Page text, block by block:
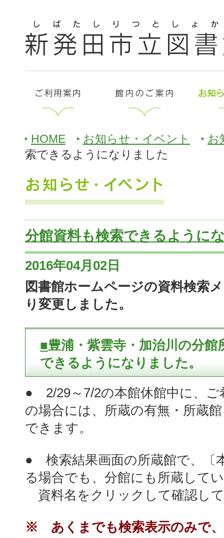
HOME お知らせ・イベント
お
索できるようになりました
分館資料も検索できるように
2016年04月02日
図書館ホームページの資料検索
り変更しました。
■豊浦・紫雲寺・加治川の分館
できるようになりました。
● 2/29～7/2の本館休館中に、ご
の場合には、所蔵の有無・所蔵
できます。
● 検索結果画面の所蔵館で、〔
る場合でも、分館にも所蔵して
資料名をクリックして確認し
※ あくまでも検索表示のみで